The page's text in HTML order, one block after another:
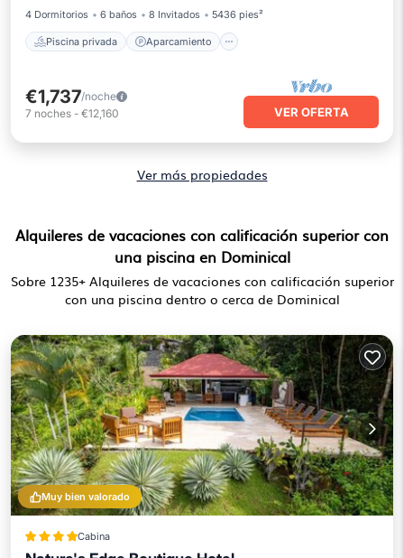
4 Dormitorios
6 baños 8 Invitados 5436 pies²
Piscina privada Aparcamiento
€1,737/noche
7 noches - €12,160 VER OFERTA
Ver más propiedades
Alquileres de vacaciones con calificación superior con
una piscina en Dominical
Sobre 1235+ Alquileres de vacaciones con calificación superior
con una piscina dentro o cerca de Dominical
Muy bien valorado
Cabina